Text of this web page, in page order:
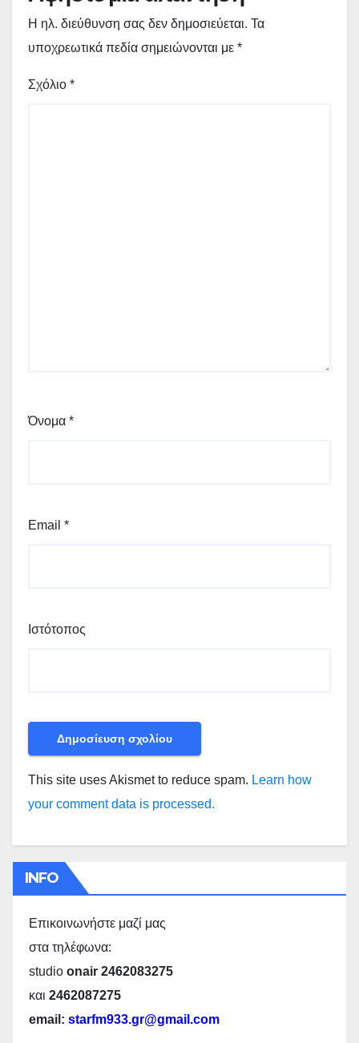
Η ηλ. διεύθυνση σας δεν δημοσιεύεται. Τα
υποχρεωτικά πεδία σημειώνονται με *
Σχόλιο *
Όνομα *
Email *
Ιστότοπος
This site uses Akismet to reduce spam. Learn how
your comment data is processed.
INFO
Επικοινωνήστε μαζί μας
στα τηλέφωνα:
studio onair 2462083275
και 2462087275
email: starfm933.gr@gmail.com